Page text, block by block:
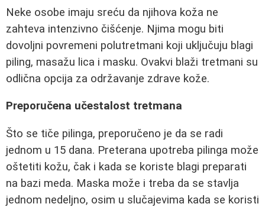
Neke osobe imaju sreću da njihova koža ne
zahteva intenzivno čišćenje. Njima mogu biti
dovoljni povremeni polutretmani koji uključuju blagi
piling, masažu lica i masku. Ovakvi blaži tretmani su
odlična opcija za održavanje zdrave kože.
Preporučena učestalost tretmana
Što se tiče pilinga, preporučeno je da se radi
jednom u 15 dana. Preterana upotreba pilinga može
oštetiti kožu, čak i kada se koriste blagi preparati
na bazi meda. Maska može i treba da se stavlja
jednom nedeljno, osim u slučajevima kada se koristi